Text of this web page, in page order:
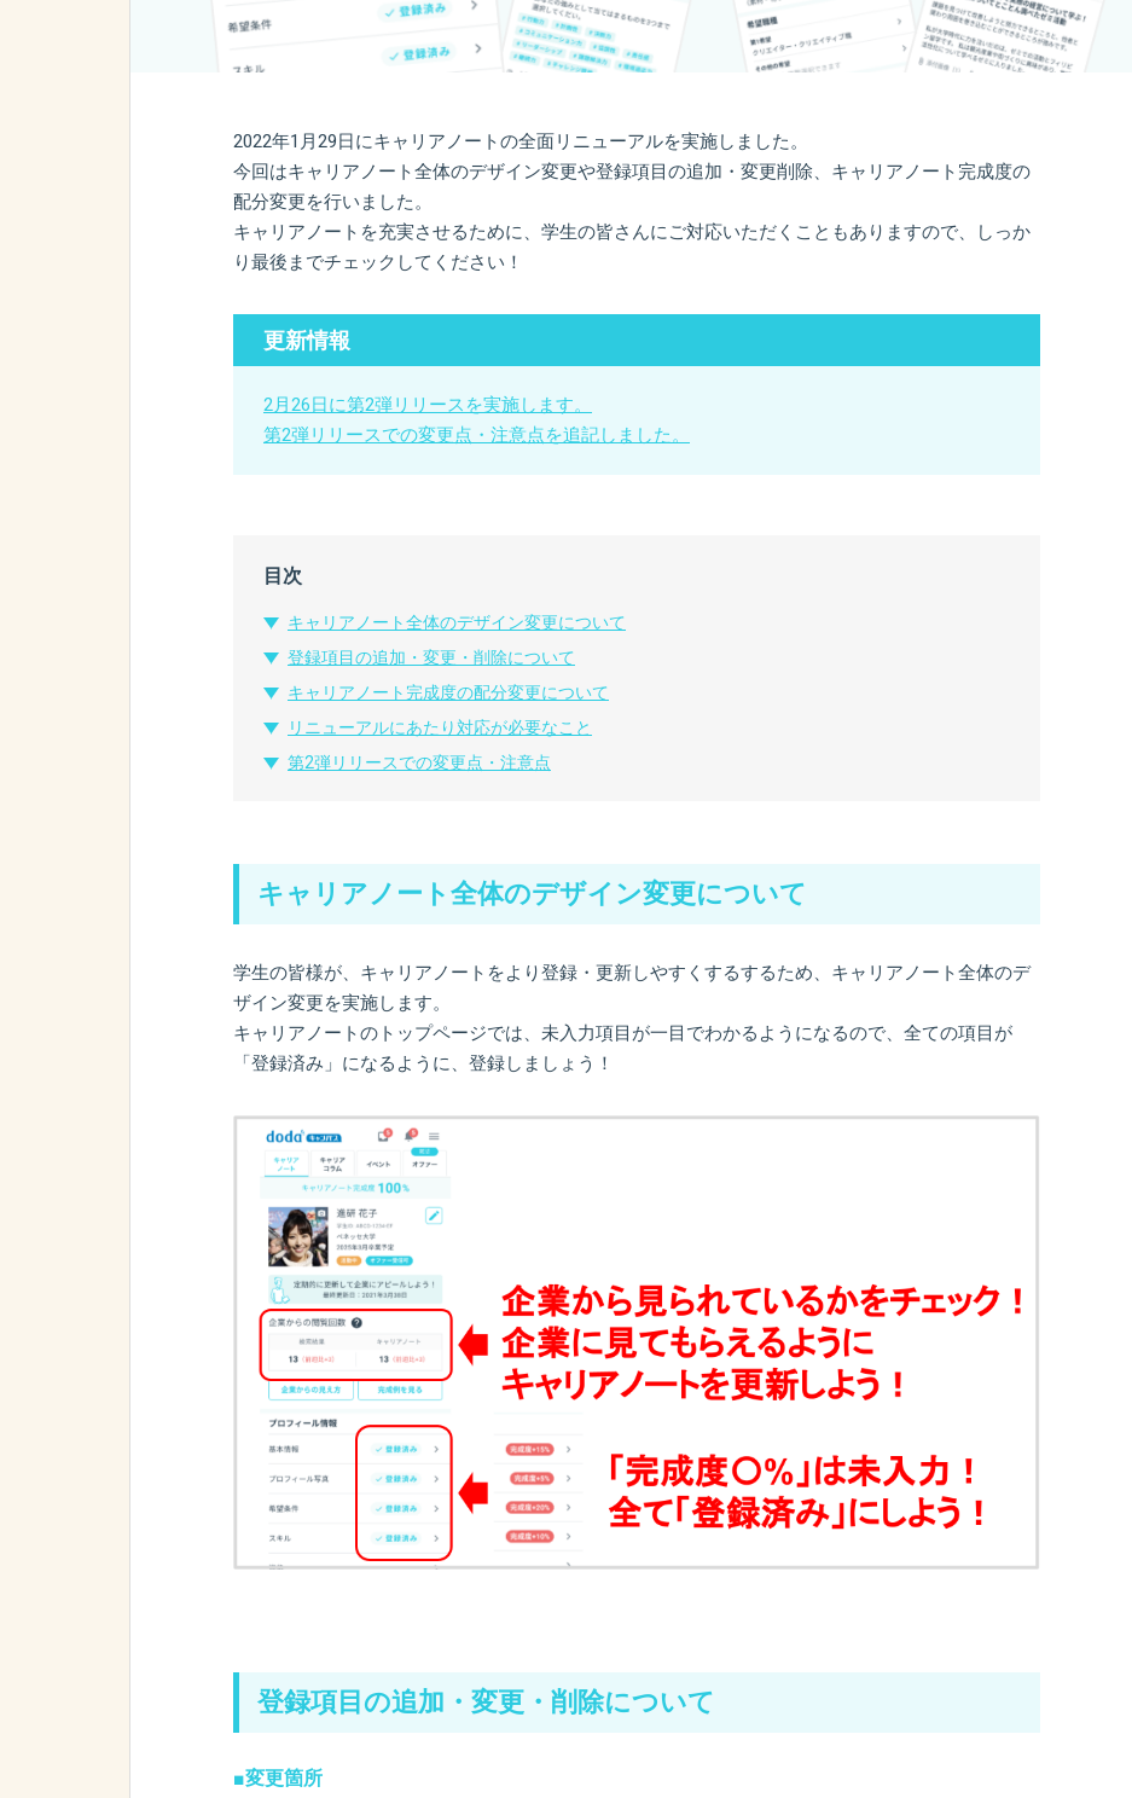
2022年1月29日にキャリアノートの全面リニューアルを実施しました。
今回はキャリアノート全体のデザイン変更や登録項目の追加・変更削除、キャリアノート完成度の
配分変更を行いました。
キャリアノートを充実させるために、学生の皆さんにご対応いただくこともありますので、しっか
り最後までチェックしてください！
更新情報
2月26日に第2弾リリースを実施します。
第2弾リリースでの変更点・注意点を追記しました。
目次
キャリアノート全体のデザイン変更について
登録項目の追加・変更・削除について
キャリアノート完成度の配分変更について
リニューアルにあたり対応が必要なこと
第2弾リリースでの変更点・注意点
キャリアノート全体のデザイン変更について
学生の皆様が、キャリアノートをより登録・更新しやすくするするため、キャリアノート全体のデ
ザイン変更を実施します。
キャリアノートのトップページでは、未入力項目が一目でわかるようになるので、全ての項目が
「登録済み」になるように、登録しましょう！
登録項目の追加・変更・削除について
■変更箇所